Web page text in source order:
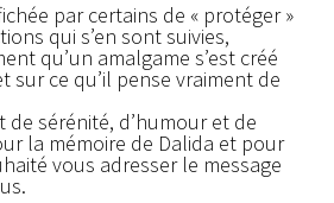
par certains de « protéger »
qui s’en sont suivies,
qu’un amalgame s’est créé
sur ce qu’il pense vraiment de
de sérénité, d’humour et de
la mémoire de Dalida et pour
vous adresser le message